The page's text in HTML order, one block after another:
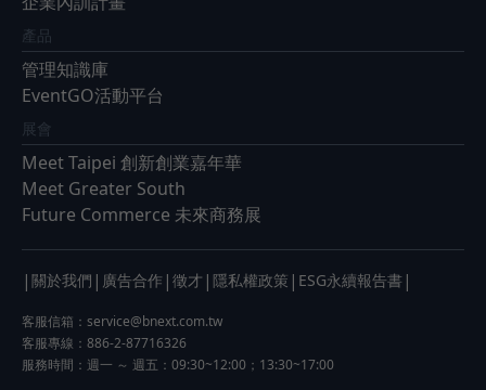
產品
管理知識庫
EventGO活動平台
展會
Meet Taipei 創新創業嘉年華
Meet Greater South
Future Commerce 未來商務展
| 關於我們 | 廣告合作 | 徵才 | 隱私權政策 | ESG永續報告書 |
客服信箱： service@bnext.com.tw
客服專線：886-2-87716326
服務時間：週一 ～ 週五：09:30~12:00；13:30~17:00